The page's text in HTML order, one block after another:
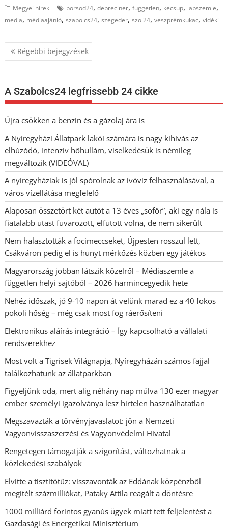
Megyei hírek borsod24,debreciner,fuggetlen, kecsup, lapszemle,
media, médiaajánló,szabolcs24,szegeder,szol24,veszprémkukac,vidéki
Bejegyzés
navigáció
Régebbi bejegyzések
A Szabolcs24 legfrissebb 24 cikke
Újra csökken a benzin és a gázolaj ára is
A Nyíregyházi Állatpark lakói számára is nagy kihívás az
elhúzódó, intenzív hőhullám, viselkedésük is némileg
megváltozik (VIDEÓVAL)
A nyíregyháziak is jól spórolnak az ivóvíz felhasználásával, a
város vízellátása megfelelő
Alaposan összetört két autót a 13 éves „sofőr”, aki egy nála is
fiatalabb utast fuvarozott, elfutott volna, de nem sikerült
Nem halasztották a focimeccseket, Újpesten rosszul lett,
Csákváron pedig el is hunyt mérkőzés közben egy játékos
Magyarország jobban látszik közelről – Médiaszemle a
független helyi sajtóból – 2026 harmincegyedik hete
Nehéz időszak, jó 9-10 napon át velünk marad ez a 40 fokos
pokoli hőség – még csak most fog ráerősíteni
Elektronikus aláírás integráció – Így kapcsolható a vállalati
rendszerekhez
Most volt a Tigrisek Világnapja, Nyíregyházán számos fajjal
találkozhatunk az állatparkban
Figyeljünk oda, mert alig néhány nap múlva 130 ezer magyar
ember személyi igazolványa lesz hirtelen használhatatlan
Megszavazták a törvényjavaslatot: jön a Nemzeti
Vagyonvisszaszerzési és Vagyonvédelmi Hivatal
Rengetegen támogatják a szigorítást, változhatnak a
közlekedési szabályok
Elvitte a tisztítótűz: visszavonták az Eddának közpénzből
megítélt százmilliókat, Pataky Attila reagált a döntésre
1000 milliárd forintos gyanús ügyek miatt tett feljelentést a
Gazdasági és Energetikai Minisztérium